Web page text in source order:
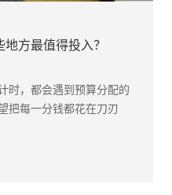
方最值得投入？
时，都会遇到预算分配的
把每一分钱都花在刀刃